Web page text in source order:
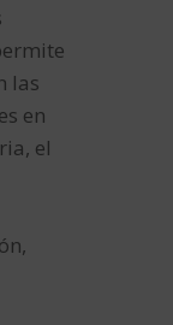
las
en
el